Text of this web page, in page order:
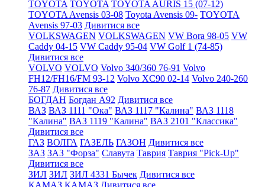
TOYOTA TOYOTA TOYOTA AURIS 15 (07-12)
TOYOTA Avensis 03-08 Toyota Avensis 09- TOYOTA
Avensis 97-03 Дивитися все
VOLKSWAGEN VOLKSWAGEN VW Bora 98-05 VW
Caddy 04-15 VW Caddy 95-04 VW Golf 1 (74-85)
Дивитися все
VOLVO VOLVO Volvo 340/360 76-91 Volvo
FH12/FH16/FM 93-12 Volvo XC90 02-14 Volvo 240-260
76-87 Дивитися все
БОГДАН Богдан А92 Дивитися все
ВАЗ ВАЗ 1111 "Ока" ВАЗ 1117 "Калина" ВАЗ 1118
"Калина" ВАЗ 1119 "Калина" ВАЗ 2101 "Классика"
Дивитися все
ГАЗ ВОЛГА ГАЗЕЛЬ ГАЗОН Дивитися все
ЗАЗ ЗАЗ "Форза" Славута Таврия Таврия "Pick-Up"
Дивитися все
ЗИЛ ЗИЛ ЗИЛ 4331 Бычек Дивитися все
КАМАЗ КАМАЗ Дивитися все